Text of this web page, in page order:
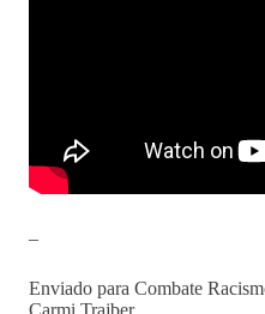
–
Enviado para Combate